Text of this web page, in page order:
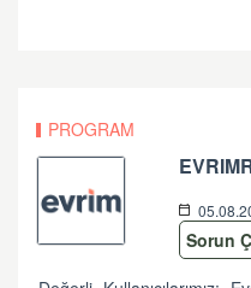
PROGRAM
Sorun